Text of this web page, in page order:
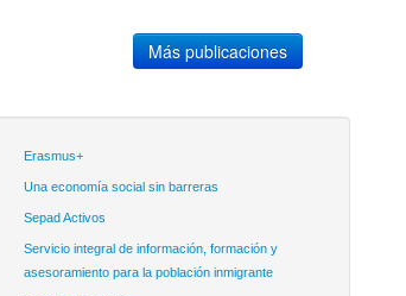
Más publicaciones
Erasmus+
Una economía social sin barreras
Sepad Activos
Servicio integral de información, formación y
asesoramiento para la población inmigrante